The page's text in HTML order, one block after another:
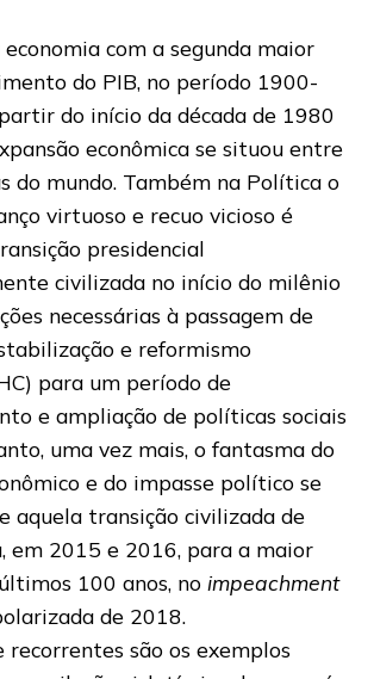
com a segunda maior
do PIB, no período 1900-
do início da década de 1980
econômica se situou entre
do mundo. Também na Política o
virtuoso e recuo vicioso é
presidencial
civilizada no início do milênio
necessárias à passagem de
e reformismo
para um período de
e ampliação de políticas sociais
uma vez mais, o fantasma do
e do impasse político se
aquela transição civilizada de
em 2015 e 2016, para a maior
100 anos, no impeachment
de 2018.
recorrentes são os exemplos